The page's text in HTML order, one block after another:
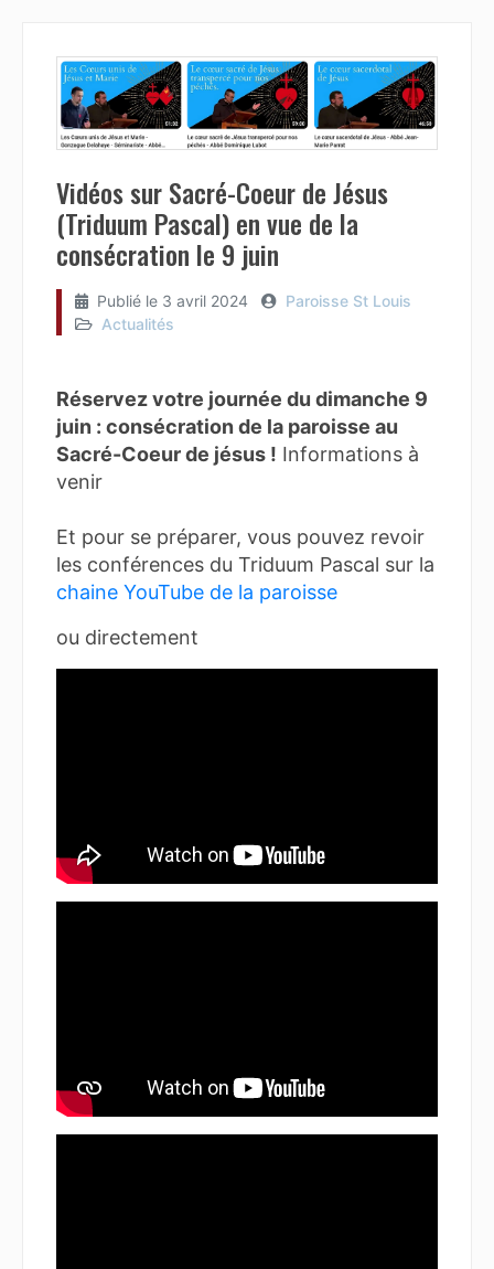
Vidéos sur Sacré-Coeur de Jésus
(Triduum Pascal) en vue de la
consécration le 9 juin
Publié le 3 avril 2024
Paroisse St Louis
Actualités
Réservez votre journée du dimanche 9
juin : consécration de la paroisse au
Sacré-Coeur de jésus ! Informations à
venir
Et pour se préparer, vous pouvez revoir
les conférences du Triduum Pascal sur la
chaine YouTube de la paroisse
ou directement